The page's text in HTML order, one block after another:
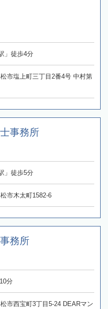
」徒歩4分
市塩上町三丁目2番4号 中村第
事務所
」徒歩5分
市木太町1582-6
務所
分
市西宝町3丁目5-24 DEARマン